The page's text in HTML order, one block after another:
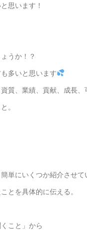
思います！
うか！？
多いと思います
質、業績、貢献、成長、
。
単にいくつか紹介させて
とを具体的に伝える。
こと」から